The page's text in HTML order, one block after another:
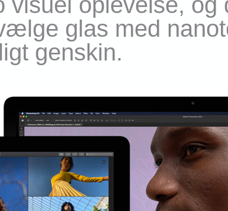
glas med
genskin.